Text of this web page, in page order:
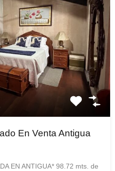
En Venta Antigua
EN ANTIGUA* 98.72 mts. de